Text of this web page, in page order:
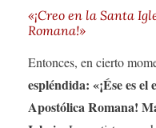
«¡Creo en la Santa
Romana!»
Entonces, en cierto
espléndida: «¡Ése es
Apostólica Romana!